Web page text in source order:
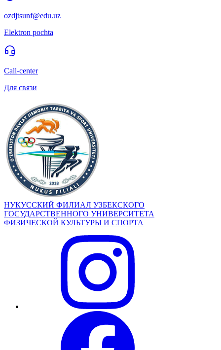
ozdjtsunf@edu.uz
Elektron pochta
Call-center
Для связи
НУКУССКИЙ ФИЛИАЛ УЗБЕКСКОГО
ГОСУДАРСТВЕННОГО УНИВЕРСИТЕТА
ФИЗИЧЕСКОЙ КУЛЬТУРЫ И СПОРТА